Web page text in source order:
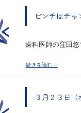
ピンチはチャ
歯科医師の窪
続きを読む→
３月２３日